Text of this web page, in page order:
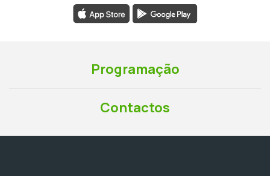
Programação
Contactos